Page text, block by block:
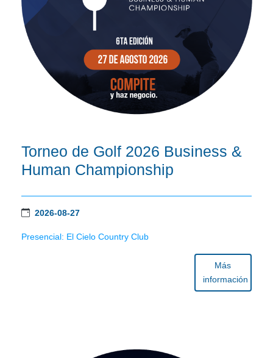
Torneo de Golf 2026 Business &
Human Championship
2026-08-27
Presencial: El Cielo Country Club
Más
información